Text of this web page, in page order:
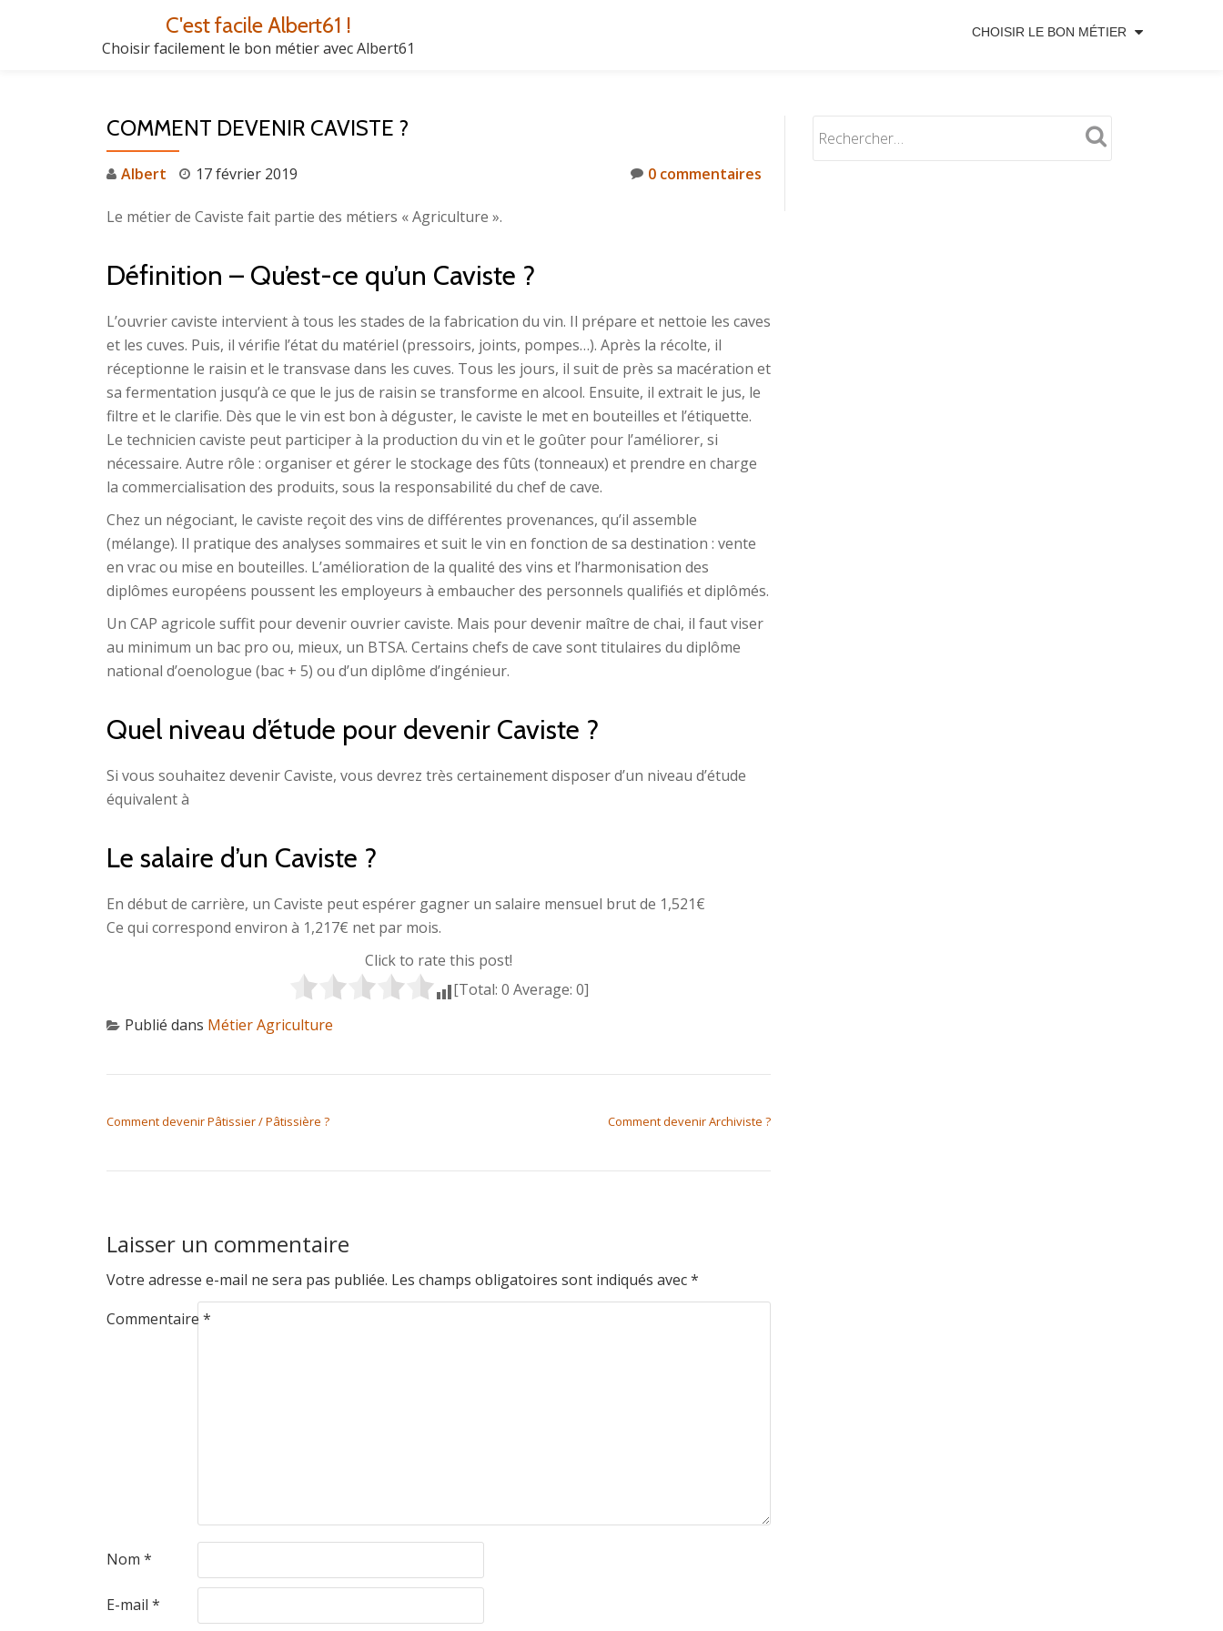
C'est facile Albert61 !
Choisir facilement le bon métier avec Albert61
CHOISIR LE BON MÉTIER
COMMENT DEVENIR CAVISTE ?
Albert 17 février 2019 0 commentaires
Le métier de Caviste fait partie des métiers « Agriculture ».
Définition – Qu’est-ce qu’un Caviste ?
L’ouvrier caviste intervient à tous les stades de la fabrication du vin. Il prépare et nettoie les caves
et les cuves. Puis, il vérifie l’état du matériel (pressoirs, joints, pompes…). Après la récolte, il
réceptionne le raisin et le transvase dans les cuves. Tous les jours, il suit de près sa macération et
sa fermentation jusqu’à ce que le jus de raisin se transforme en alcool. Ensuite, il extrait le jus, le
filtre et le clarifie. Dès que le vin est bon à déguster, le caviste le met en bouteilles et l’étiquette.
Le technicien caviste peut participer à la production du vin et le goûter pour l’améliorer, si
nécessaire. Autre rôle : organiser et gérer le stockage des fûts (tonneaux) et prendre en charge
la commercialisation des produits, sous la responsabilité du chef de cave.
Chez un négociant, le caviste reçoit des vins de différentes provenances, qu’il assemble
(mélange). Il pratique des analyses sommaires et suit le vin en fonction de sa destination : vente
en vrac ou mise en bouteilles. L’amélioration de la qualité des vins et l’harmonisation des
diplômes européens poussent les employeurs à embaucher des personnels qualifiés et diplômés.
Un CAP agricole suffit pour devenir ouvrier caviste. Mais pour devenir maître de chai, il faut viser
au minimum un bac pro ou, mieux, un BTSA. Certains chefs de cave sont titulaires du diplôme
national d’oenologue (bac + 5) ou d’un diplôme d’ingénieur.
Quel niveau d’étude pour devenir Caviste ?
Si vous souhaitez devenir Caviste, vous devrez très certainement disposer d’un niveau d’étude
équivalent à
Le salaire d’un Caviste ?
En début de carrière, un Caviste peut espérer gagner un salaire mensuel brut de 1,521€
Ce qui correspond environ à 1,217€ net par mois.
Click to rate this post!
[Total: 0 Average: 0]
Publié dans Métier Agriculture
Comment devenir Pâtissier / Pâtissière ? Comment devenir Archiviste ?
Laisser un commentaire
Votre adresse e-mail ne sera pas publiée. Les champs obligatoires sont indiqués avec*
Commentaire *
Nom *
E-mail *